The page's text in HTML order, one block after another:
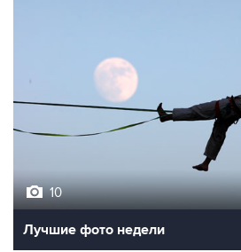
10
Лучшие фото недели